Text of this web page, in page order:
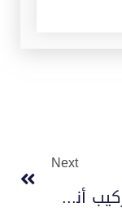
Next
توريد وتركيب أنظمة إطفاء المطابخ 2023